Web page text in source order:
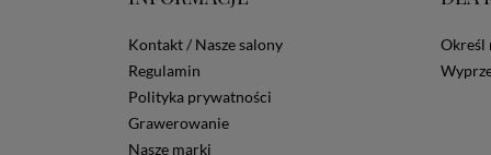
Kontakt / Nasze salony
Regulamin
Polityka prywatności
Grawerowanie
Nasze marki
Określ